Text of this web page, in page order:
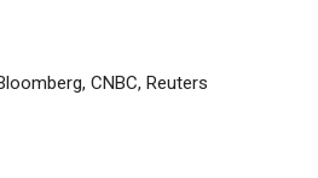
CNBC, Reuters